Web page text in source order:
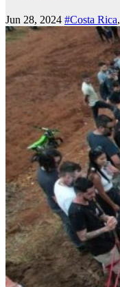
Jun 28, 2024 #Costa Rica,